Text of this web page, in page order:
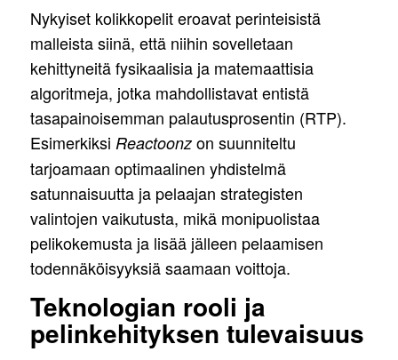
Nykyiset kolikkopelit eroavat perinteisistä
malleista siinä, että niihin sovelletaan
kehittyneitä fysikaalisia ja matemaattisia
algoritmeja, jotka mahdollistavat entistä
tasapainoisemman palautusprosentin (RTP).
Esimerkiksi Reactoonzon suunniteltu
tarjoamaan optimaalinen yhdistelmä
satunnaisuutta ja pelaajan strategisten
valintojen vaikutusta, mikä monipuolistaa
pelikokemusta ja lisää jälleen pelaamisen
todennäköisyyksiä saamaan voittoja.
Teknologian rooli ja
pelinkehityksen tulevaisuus